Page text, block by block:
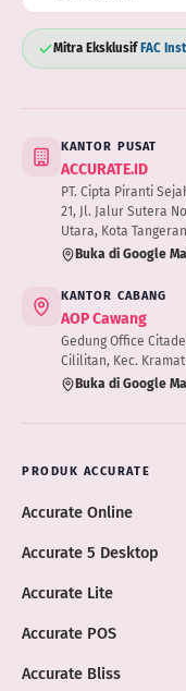
Mitra Eksklusif FAC
KANTOR PUSAT
ACCURATE.ID
PT. Cipta Piranti
21, Jl. Jalur Sutera
Utara, Kota
Buka di Google
KANTOR CABANG
AOP Cawang
Gedung Office
Cililitan, Kec. Kramat
Buka di Google
PRODUK ACCURATE
Accurate Online
Accurate 5 Desktop
Accurate Lite
Accurate POS
Accurate Bliss